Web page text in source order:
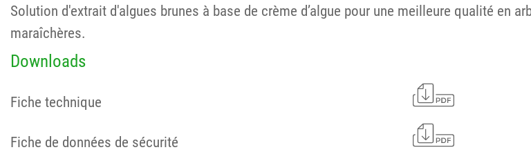
Solution d'extrait d'algues brunes à base de crème d’algue pour une meilleure qualité en
maraîchères.
Downloads
Fiche technique
Fiche de données de sécurité